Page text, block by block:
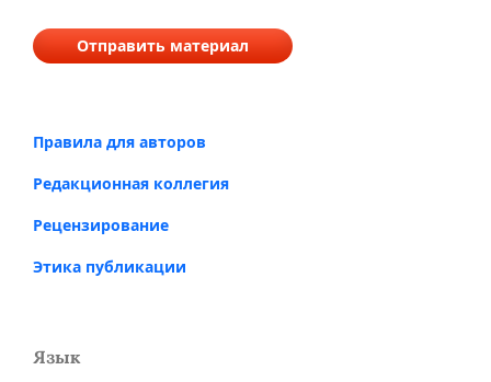
Отправить материал
Правила для авторов
Редакционная коллегия
Рецензирование
Этика публикации
Язык